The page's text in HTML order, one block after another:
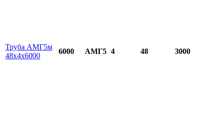
Труба АМГ5м
48х4х6000
6000 АМГ5 4 48
3000